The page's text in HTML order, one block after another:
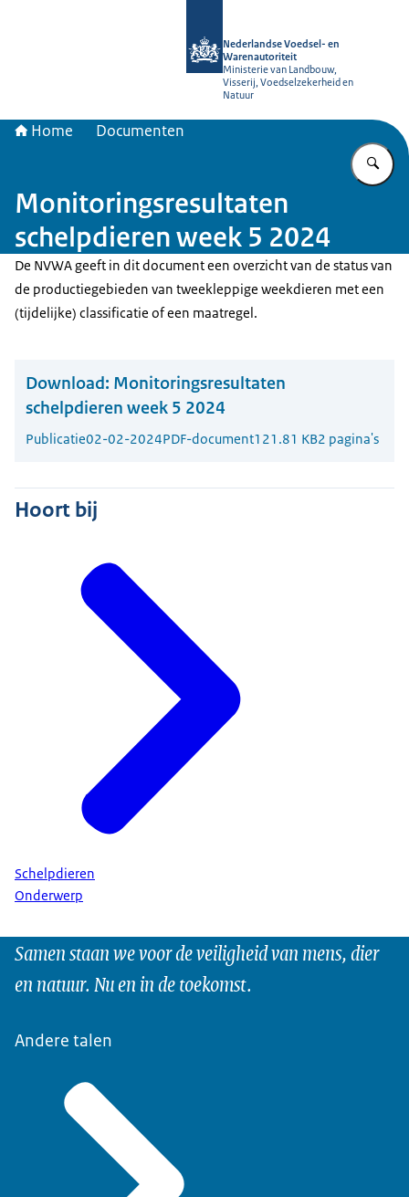
Nederlandse Voedsel- en
Warenautoriteit
Ministerie van Landbouw,
Visserij, Voedselzekerheid en
Natuur
Home Documenten
Monitoringsresultaten
schelpdieren week 5 2024
De NVWA geeft in dit document een overzicht van de status van
de productiegebieden van tweekleppige weekdieren met een
(tijdelijke) classificatie of een maatregel.
Download: Monitoringsresultaten
schelpdieren week 5 2024
Publicatie02-02-2024PDF-document121.81 KB2 pagina's
Hoort bij
Schelpdieren
Onderwerp
Samen staan we voor de veiligheid van mens, dier
en natuur. Nu en in de toekomst.
Andere talen